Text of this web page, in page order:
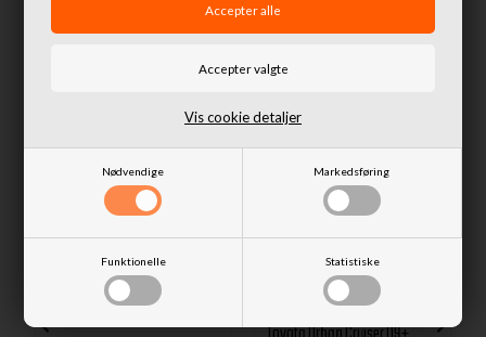
Nødvendige Markedsføring
Funktionelle Statistiske
Vis cookie detaljer
Lignende produkter
A-bar City - Blank i rustfri stål
til Toyota Urban Cruiser 09+
A-bar City - Sort i rustfri stål til